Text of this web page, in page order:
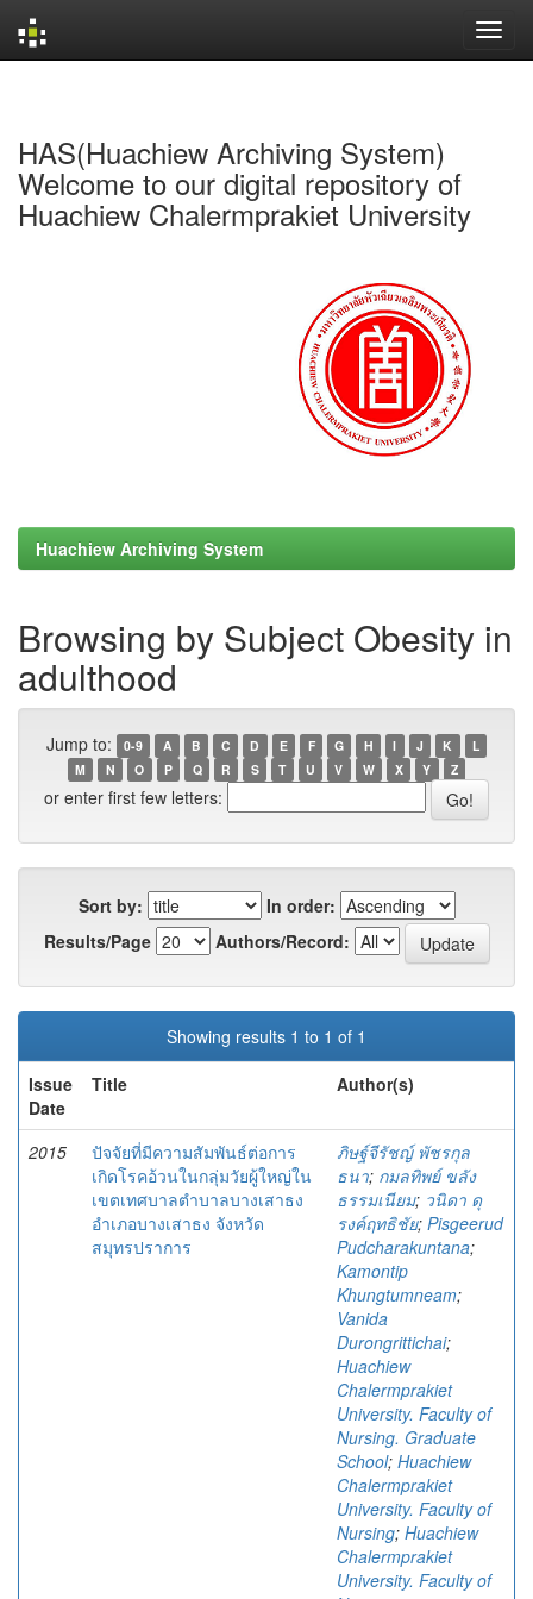
HAS(Huachiew Archiving System)
Welcome to our digital repository of
Huachiew Chalermprakiet University
Huachiew Archiving System
Browsing by Subject Obesity in
adulthood
Jump to: 0-9 A B C D E F G H I J K
L
M
N O P Q R S T U V W X Y Z
or enter first few letters:
Sort by:
In order:
Results/Page
Authors/Record:
Showing results 1 to 1 of 1
Issue
Date
Title Author(s)
2015
ปัจจัยที่มีความสัมพันธ์ต่อการ
เกิดโรคอ้วนในกลุ่มวัยผู้ใหญ่ใน
เขตเทศบาลตำบาลบางเสาธง
อำเภอบางเสาธง จังหวัด
สมุทรปราการ
ภิษฐ์จีรัชญ์ พัชรกุล
ธนา; กมลทิพย์ ขลัง
ธรรมเนียม; วนิดา ดุ
รงค์ฤทธิชัย; Pisgeerud
Pudcharakuntana;
Kamontip
Khungtumneam;
Vanida
Durongrittichai;
Huachiew
Chalermprakiet
University. Faculty of
Nursing. Graduate
School; Huachiew
Chalermprakiet
University. Faculty of
Nursing; Huachiew
Chalermprakiet
University. Faculty of